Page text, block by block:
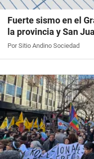
Fuerte sismo en el
la provincia y San
Por Sitio Andino Sociedad